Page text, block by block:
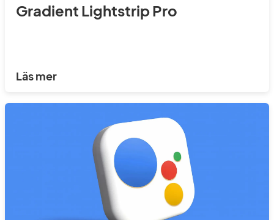
Gradient Lightstrip Pro
Läs mer